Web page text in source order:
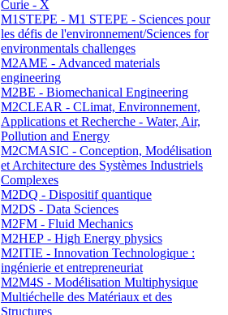
Curie - X
M1STEPE - M1 STEPE - Sciences pour
les défis de l'environnement/Sciences for
environmentals challenges
M2AME - Advanced materials
engineering
M2BE - Biomechanical Engineering
M2CLEAR - CLimat, Environnement,
Applications et Recherche - Water, Air,
Pollution and Energy
M2CMASIC - Conception, Modélisation
et Architecture des Systèmes Industriels
Complexes
M2DQ - Dispositif quantique
M2DS - Data Sciences
M2FM - Fluid Mechanics
M2HEP - High Energy physics
M2ITIE - Innovation Technologique :
ingénierie et entrepreneuriat
M2M4S - Modélisation Multiphysique
Multiéchelle des Matériaux et des
Structures